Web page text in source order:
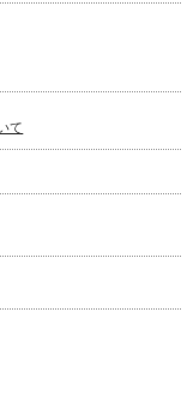
て